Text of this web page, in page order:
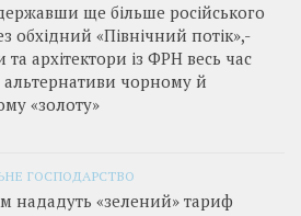
ще більше російського
обхідний «Північний потік»,­
та архітектори із ФРН весь час
чорному й
«золоту»
ГОСПОДАРСТВО
нададуть «зелений» тариф